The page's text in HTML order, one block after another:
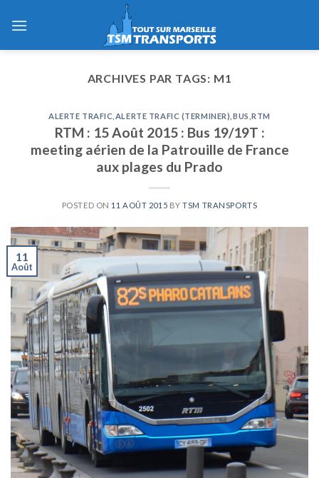
ARCHIVES PAR TAGS: M1
ALERTE TRAFIC ALERTE TRAFIC (TERMINER) BUS ,RTM
RTM : 15 Août 2015 : Bus 19/19T :
meeting aérien de la Patrouille de France
aux plages du Prado
POSTED ON 11 AOÛT 2015 BYTSM TRANSPORTS
11
Août